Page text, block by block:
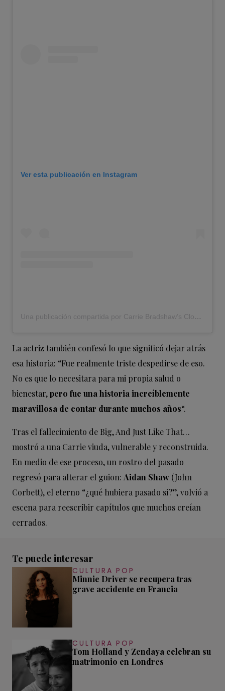
Ver esta publicación en Instagram
Una publicación compartida por Carrie Bradshaw’s Closet (@carriebradshaws_outfits)
La actriz también confesó lo que significó dejar atrás
esa historia: “Fue realmente triste despedirse de eso.
No es que lo necesitara para mi propia salud o
bienestar,pero fue una historia increíblemente
maravillosa de contar durante muchos años“.
Tras el fallecimiento de Big, And Just Like That…
mostró a una Carrie viuda, vulnerable y reconstruida.
En medio de ese proceso, un rostro del pasado
regresó para alterar el guion: Aidan Shaw (John
Corbett), el eterno “¿qué hubiera pasado si?”, volvió a
escena para reescribir capítulos que muchos creían
cerrados.
Te puede interesar
CULTURA POP
Minnie Driver se recupera tras
grave accidente en Francia
CULTURA POP
Tom Holland y Zendaya celebran su
matrimonio en Londres